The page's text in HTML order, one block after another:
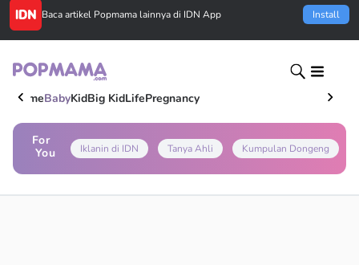
Baca artikel Popmama lainnya di IDN App Install
HomeBabyKidBig KidLifePregnancy
For
You
Iklanin di IDN Tanya Ahli Kumpulan Dongeng